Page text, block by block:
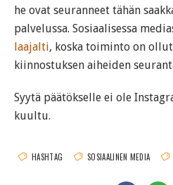
he ovat seuranneet tähän
palvelussa. Sosiaalisessa
laajalti, koska toiminto on
kiinnostuksen aiheiden
Syytä päätökselle ei ole
kuultu.
HASHTAG SOSIAALINEN MEDIA